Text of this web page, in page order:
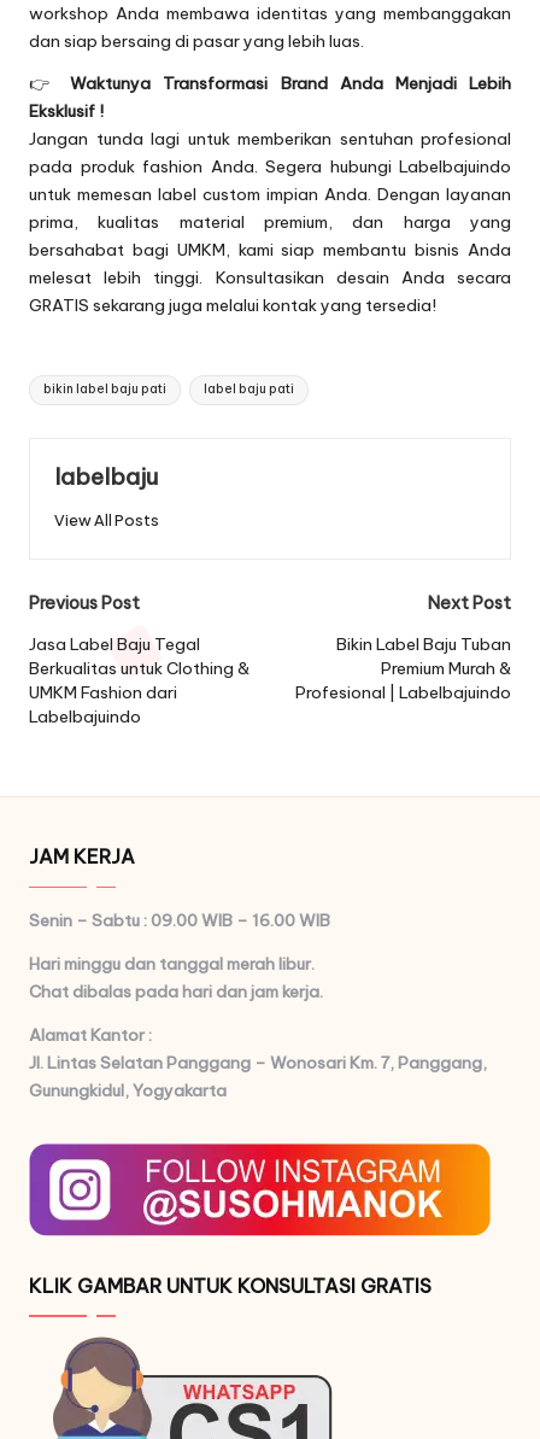
workshop Anda membawa identitas yang membanggakan
dan siap bersaing di pasar yang lebih luas.
👉Waktunya Transformasi Brand Anda Menjadi Lebih
Eksklusif !
Jangan tunda lagi untuk memberikan sentuhan profesional
pada produk fashion Anda. Segera hubungi Labelbajuindo
untuk memesan label custom impian Anda. Dengan layanan
prima, kualitas material premium, dan harga yang
bersahabat bagi UMKM, kami siap membantu bisnis Anda
melesat lebih tinggi. Konsultasikan desain Anda secara
GRATIS sekarang juga melalui kontak yang tersedia!
Tags:
bikin label baju pati label baju pati
labelbaju
View All Posts
Post
navigation
Previous Post
Jasa Label Baju Tegal
Berkualitas untuk Clothing &
UMKM Fashion dari
Labelbajuindo
Next Post
Bikin Label Baju Tuban
Premium Murah &
Profesional | Labelbajuindo
JAM KERJA
Senin – Sabtu : 09.00 WIB – 16.00 WIB
Hari minggu dan tanggal merah libur.
Chat dibalas pada hari dan jam kerja.
Alamat Kantor :
Jl. Lintas Selatan Panggang – Wonosari Km. 7,Panggang,
Gunungkidul, Yogyakarta
KLIK GAMBAR UNTUK KONSULTASI GRATIS